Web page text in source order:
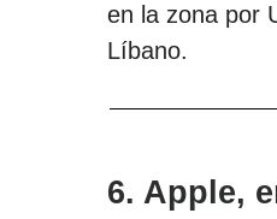
en la zona por
Líbano.
6. Apple,